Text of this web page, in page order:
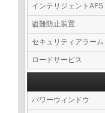
インテリジェントAFS
盗難防止装置
セキュリティアラーム
ロードサービス
パワーウィンドウ